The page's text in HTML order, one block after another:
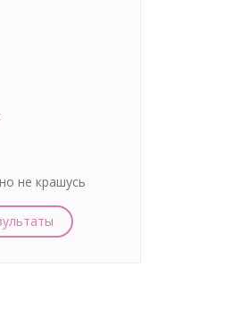
не крашусь